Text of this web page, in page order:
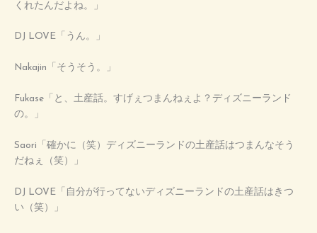
くれたんだよね。」
DJ LOVE「うん。」
Nakajin「そうそう。」
Fukase「と、土産話。すげぇつまんねぇよ？ディズニーランド
の。」
Saori「確かに（笑）ディズニーランドの土産話はつまんなそう
だねぇ（笑）」
DJ LOVE「自分が行ってないディズニーランドの土産話はきつ
い（笑）」